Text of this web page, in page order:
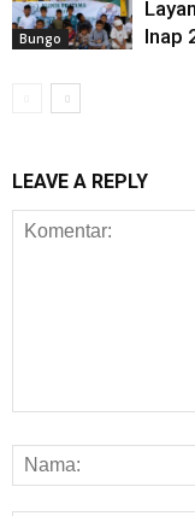
Bungo
Inap
LEAVE A REPLY